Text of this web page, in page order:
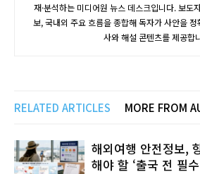
재·분석하는 미디어원 뉴스 데스크입니다. 보도
보, 국내외 주요 흐름을 종합해 독자가 사안을
사와 해설 콘텐츠를 제공합
RELATED ARTICLES MORE FROM
해외여행 안전정보,
해야 할 ‘출국 전 필